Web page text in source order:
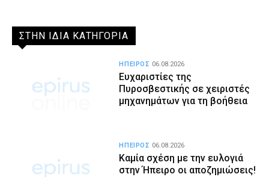
ΣΤΗΝ ΙΔΙΑ ΚΑΤΗΓΟΡΙΑ
Ευχαριστίες της
Πυροσβεστικής σε χειριστές
μηχανημάτων για τη βοήθεια
ΗΠΕΙΡΟΣ 06.08.2026
Καμία σχέση με την ευλογιά
στην Ήπειρο οι αποζημιώσεις!
ΗΠΕΙΡΟΣ 06.08.2026